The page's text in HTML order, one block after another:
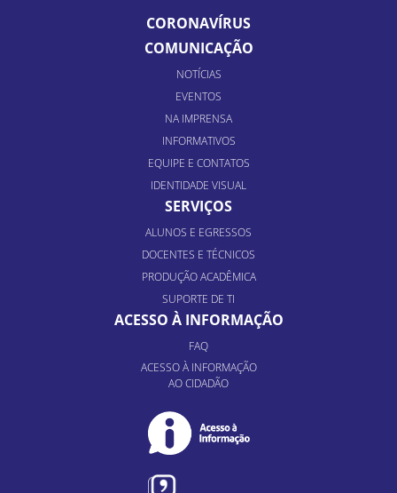
CORONAVÍRUS
COMUNICAÇÃO
NOTÍCIAS
EVENTOS
NA IMPRENSA
INFORMATIVOS
EQUIPE E CONTATOS
IDENTIDADE VISUAL
SERVIÇOS
ALUNOS E EGRESSOS
DOCENTES E TÉCNICOS
PRODUÇÃO ACADÊMICA
SUPORTE DE TI
ACESSO À INFORMAÇÃO
FAQ
ACESSO À INFORMAÇÃO
AO CIDADÃO